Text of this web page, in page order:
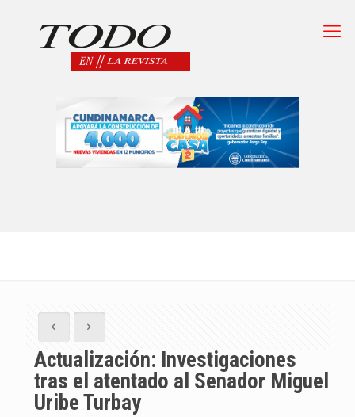
Actualización: Investigaciones
tras el atentado al Senador Miguel
Uribe Turbay